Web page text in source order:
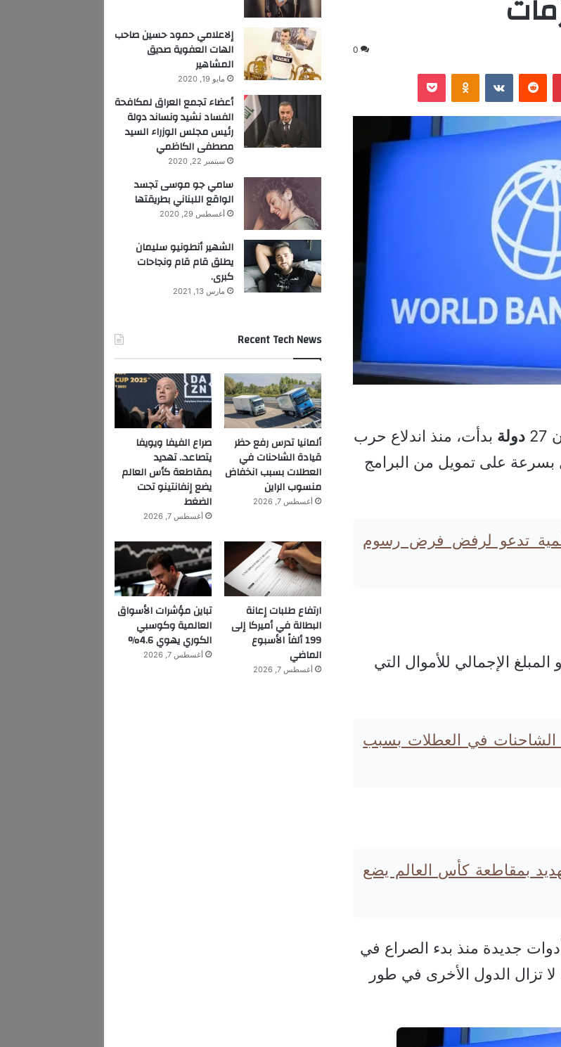
0
بينتيريست ‏Reddit
‏VKontakte
Odnoklassniki
‫Pocket
دولة بدأت، منذ اندلاع حرب
بسرعة على تمويل من البرامج
تدعو لرفض فرض رسوم
الإجمالي للأموال التي
الشاحنات في العطلات بسبب
بمقاطعة كأس العالم يضع
جديدة منذ بدء الصراع في
بينما لا تزال الدول الأخرى في طور
إلاعلامي حمود حسين صاحب
الهات العفوية صديق
المشاهير
مايو 19, 2020
أعضاء تجمع العراق لمكافحة
الفساد نشيد ونساند دولة
رئيس مجلس الوزراء السيد
مصطفى الكاظمي
سبتمبر 22, 2020
سامي جو موسى تجسد
الواقع اللبناني بطريقتها
أغسطس 29, 2020
الشهير أنطونيو سليمان
يطلق قام قام ونجاحات
كبرى.
مارس 13, 2021
Recent Tech News
ألمانيا تدرس رفع حظر
قيادة الشاحنات في
العطلات بسبب انخفاض
منسوب الراين
أغسطس 7, 2026
صراع الفيفا ويويفا
يتصاعد.. تهديد
بمقاطعة كأس العالم
يضع إنفانتينو تحت
الضغط
أغسطس 7, 2026
ارتفاع طلبات إعانة
البطالة في أميركا إلى
199 ألفاً الأسبوع
الماضي
أغسطس 7, 2026
تباين مؤشرات الأسواق
العالمية وكوسبي
الكوري يهوي 4.6%
أغسطس 7, 2026